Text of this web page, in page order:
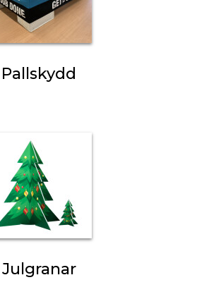
Pallskydd
Julgranar